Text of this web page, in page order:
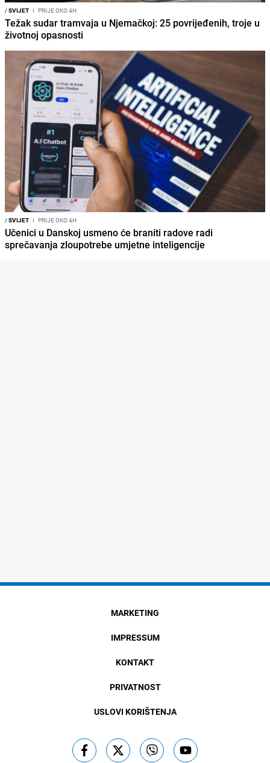
/SVIJET I PRIJE OKO 4H
Težak sudar tramvaja u Njemačkoj: 25 povrijeđenih, troje u
životnoj opasnosti
/SVIJET I PRIJE OKO 4H
Učenici u Danskoj usmeno će braniti radove radi
sprečavanja zloupotrebe umjetne inteligencije
MARKETING
IMPRESSUM
KONTAKT
PRIVATNOST
USLOVI KORIŠTENJA